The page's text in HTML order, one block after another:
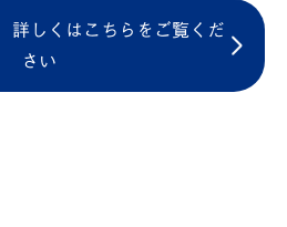
しくはこちらをご覧くだ
さい